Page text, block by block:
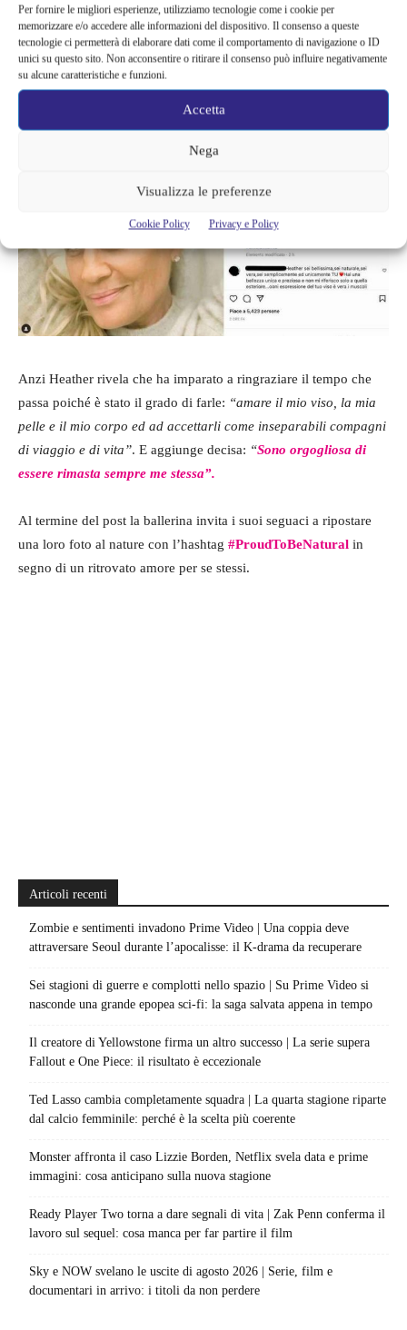
Per fornire le migliori esperienze, utilizziamo tecnologie come i cookie per
memorizzare e/o accedere alle informazioni del dispositivo. Il consenso a queste
tecnologie ci permetterà di elaborare dati come il comportamento di navigazione o ID
unici su questo sito. Non acconsentire o ritirare il consenso può influire negativamente
su alcune caratteristiche e funzioni.
Accetta
Nega
Visualizza le preferenze
Cookie Policy Privacy e Policy
Su Instagram, allora, condivide un suo primo piano al naturale
dove mette in mostra fierale rughe e i segni del tempo. La Parisi
scrive:“Il tempo ha evidenziato ancora di più i tratti spigolosi
del mio viso. Li ha arricchiti di qualche segno“.
Anzi Heather rivela che ha imparato a ringraziare il tempo che
passa poiché è stato il grado di farle: “amare il mio viso, la mia
pelle e il mio corpo ed ad accettarli come inseparabili compagni
di viaggio e di vita”. E aggiunge decisa: “Sono orgogliosa di
essere rimasta sempre me stessa”.
Al termine del post la ballerina invita i suoi seguaci a ripostare
una loro foto al nature con l’hashtag #ProudToBeNatural in
segno di un ritrovato amore per se stessi.
Articoli recenti
Zombie e sentimenti invadono Prime Video | Una coppia deve
attraversare Seoul durante l’apocalisse: il K-drama da recuperare
Sei stagioni di guerre e complotti nello spazio | Su Prime Video si
nasconde una grande epopea sci-fi: la saga salvata appena in tempo
Il creatore di Yellowstone firma un altro successo | La serie supera
Fallout e One Piece: il risultato è eccezionale
Ted Lasso cambia completamente squadra | La quarta stagione riparte
dal calcio femminile: perché è la scelta più coerente
Monster affronta il caso Lizzie Borden, Netflix svela data e prime
immagini: cosa anticipano sulla nuova stagione
Ready Player Two torna a dare segnali di vita | Zak Penn conferma il
lavoro sul sequel: cosa manca per far partire il film
Sky e NOW svelano le uscite di agosto 2026 | Serie, film e
documentari in arrivo: i titoli da non perdere